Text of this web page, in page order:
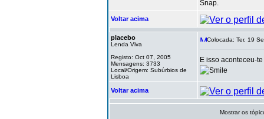
Snap.
Voltar acima
placebo
Lenda Viva
Registo: Oct 07, 2005
Mensagens: 3733
Local/Origem: Subúrbios de
Lisboa
Colocada: Ter, 19
E isso aconteceu-
Voltar acima
Mostrar os